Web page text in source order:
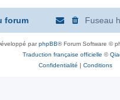
forum Fuseau
parphpBB® Forum Software ©
Traduction française officielle ©
Confidentialité | Conditions